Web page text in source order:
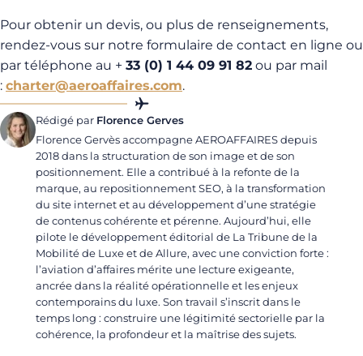
Pour obtenir un devis, ou plus de renseignements,
rendez-vous sur notre formulaire de contact en ligne ou
par téléphone au + 33 (0) 1 44 09 91 82 ou par mail
: charter@aeroaffaires.com.
Rédigé par Florence Gerves
Florence Gervès accompagne AEROAFFAIRES depuis
2018 dans la structuration de son image et de son
positionnement. Elle a contribué à la refonte de la
marque, au repositionnement SEO, à la transformation
du site internet et au développement d’une stratégie
de contenus cohérente et pérenne. Aujourd’hui, elle
pilote le développement éditorial de La Tribune de la
Mobilité de Luxe et de Allure, avec une conviction forte :
l’aviation d’affaires mérite une lecture exigeante,
ancrée dans la réalité opérationnelle et les enjeux
contemporains du luxe. Son travail s’inscrit dans le
temps long : construire une légitimité sectorielle par la
cohérence, la profondeur et la maîtrise des sujets.